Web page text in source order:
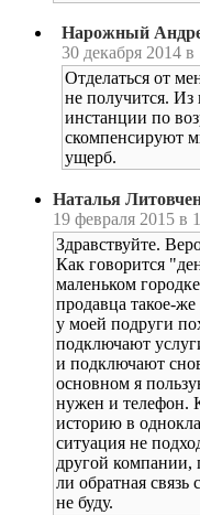
Нарожный
30 декабря 2014 в
Отделаться от
не получится. Из
инстанции по
скомпенсируют
ущерб.
Наталья
19 февраля 2015 в
Здравствуйте.
Как говорится
маленьком
продавца такое-
у моей подруги
подключают
и подключают
основном я
нужен и телефон.
историю в
ситуация не
другой компании,
ли обратная
не буду.